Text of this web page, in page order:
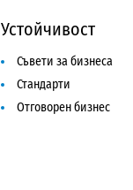
Устойчивост
Съвети за бизнеса
Стандарти
Отговорен бизнес